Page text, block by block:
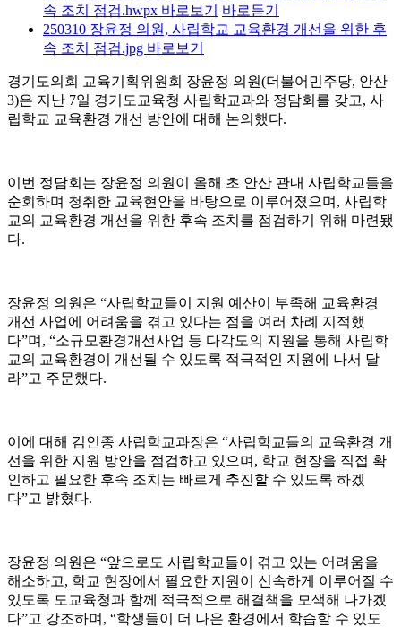
속 조치 점검.hwpx 바로보기
바로듣기
250310 장윤정 의원, 사립학교 교육환경 개선을 위한 후
속 조치 점검.jpg 바로보기
경기도의회 교육기획위원회 장윤정 의원(더불어민주당, 안산
3)은 지난 7일 경기도교육청 사립학교과와 정담회를 갖고, 사
립학교 교육환경 개선 방안에 대해 논의했다.
이번 정담회는 장윤정 의원이 올해 초 안산 관내 사립학교들을
순회하며 청취한 교육현안을 바탕으로 이루어졌으며, 사립학
교의 교육환경 개선을 위한 후속 조치를 점검하기 위해 마련됐
다.
장윤정 의원은 “사립학교들이 지원 예산이 부족해 교육환경
개선 사업에 어려움을 겪고 있다는 점을 여러 차례 지적했
다”며, “소규모환경개선사업 등 다각도의 지원을 통해 사립학
교의 교육환경이 개선될 수 있도록 적극적인 지원에 나서 달
라”고 주문했다.
이에 대해 김인종 사립학교과장은 “사립학교들의 교육환경 개
선을 위한 지원 방안을 점검하고 있으며, 학교 현장을 직접 확
인하고 필요한 후속 조치는 빠르게 추진할 수 있도록 하겠
다”고 밝혔다.
장윤정 의원은 “앞으로도 사립학교들이 겪고 있는 어려움을
해소하고, 학교 현장에서 필요한 지원이 신속하게 이루어질 수
있도록 도교육청과 함께 적극적으로 해결책을 모색해 나가겠
다”고 강조하며, “학생들이 더 나은 환경에서 학습할 수 있도